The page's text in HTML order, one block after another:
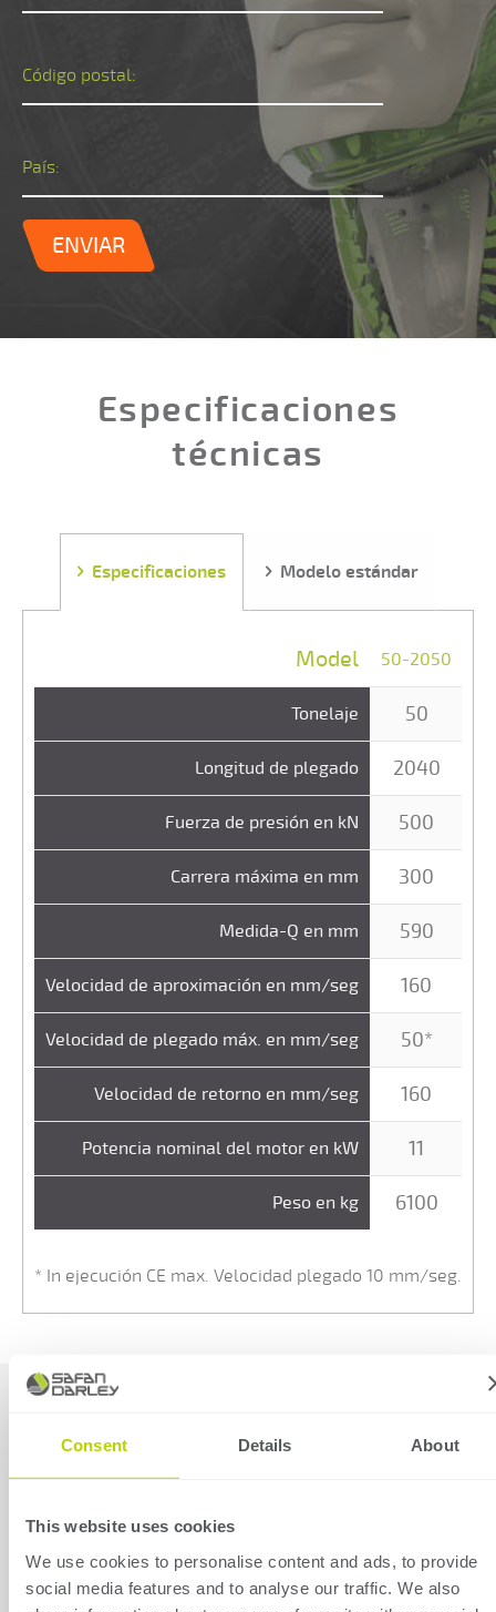
Consent Details About
This website uses cookies
We use cookies to personalise content and ads, to provide
social media features and to analyse our traffic. We also
Código postal:
País:
ENVIAR
Especificaciones
técnicas
Especificaciones Modelo estándar
Model
Tonelaje
Longitud de plegado
Fuerza de presión en kN
Carrera máxima en mm
Medida-Q en mm
Velocidad de aproximación en mm/seg
Velocidad de plegado máx. en mm/seg
Velocidad de retorno en mm/seg
Potencia nominal del motor en kW
Peso en kg
50-2050
50
2040
500
300
590
160
50*
160
11
6100
* In ejecución CE max. Velocidad plegado 10 mm/seg.
SafanDarley
Pantalla
Táctil
Controlador
con
Accesorios
disponibles